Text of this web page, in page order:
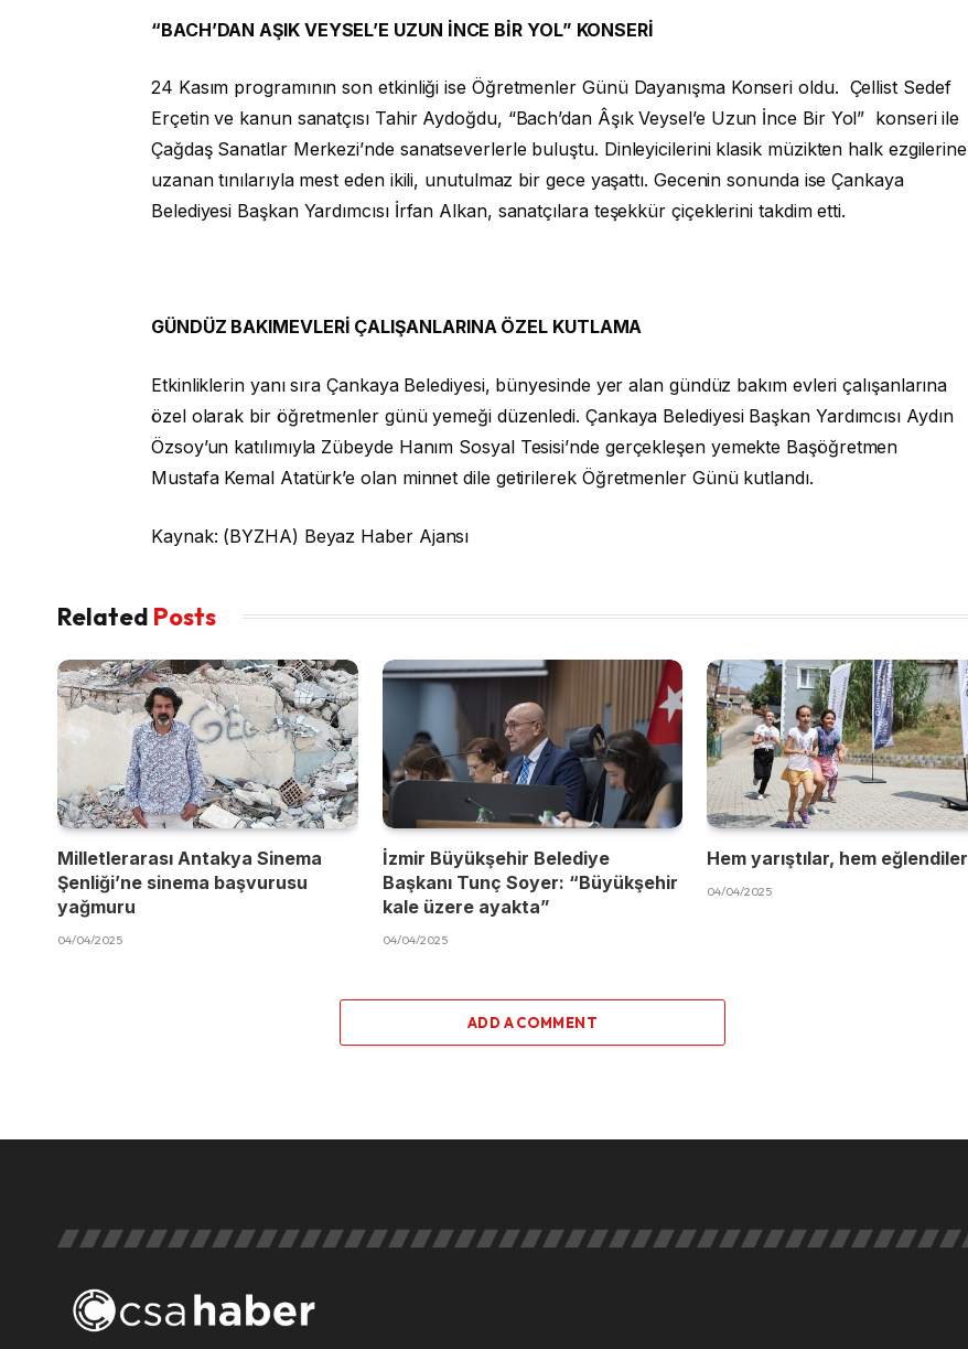
“BACH’DAN AŞIK VEYSEL’E UZUN İNCE BİR YOL” KONSERİ
24 Kasım programının son etkinliği ise Öğretmenler Günü Dayanışma Konseri oldu. Çellist Sedef
Erçetin ve kanun sanatçısı Tahir Aydoğdu, “Bach’dan Âşık Veysel’e Uzun İnce Bir Yol” konseri ile
Çağdaş Sanatlar Merkezi’nde sanatseverlerle buluştu. Dinleyicilerini klasik müzikten halk ezgilerine
uzanan tınılarıyla mest eden ikili, unutulmaz bir gece yaşattı. Gecenin sonunda ise Çankaya
Belediyesi Başkan Yardımcısı İrfan Alkan, sanatçılara teşekkür çiçeklerini takdim etti.
GÜNDÜZ BAKIMEVLERİ ÇALIŞANLARINA ÖZEL KUTLAMA
Etkinliklerin yanı sıra Çankaya Belediyesi, bünyesinde yer alan gündüz bakım evleri çalışanlarına
özel olarak bir öğretmenler günü yemeği düzenledi. Çankaya Belediyesi Başkan Yardımcısı Aydın
Özsoy’un katılımıyla Zübeyde Hanım Sosyal Tesisi’nde gerçekleşen yemekte Başöğretmen
Mustafa Kemal Atatürk’e olan minnet dile getirilerek Öğretmenler Günü kutlandı.
Kaynak: (BYZHA) Beyaz Haber Ajansı
Related Posts
Milletlerarası Antakya Sinema
Şenliği’ne sinema başvurusu
yağmuru
04/04/2025
İzmir Büyükşehir Belediye
Başkanı Tunç Soyer: “Büyükşehir
kale üzere ayakta”
04/04/2025
Hem yarıştılar, hem eğlendiler
04/04/2025
ADD A COMMENT